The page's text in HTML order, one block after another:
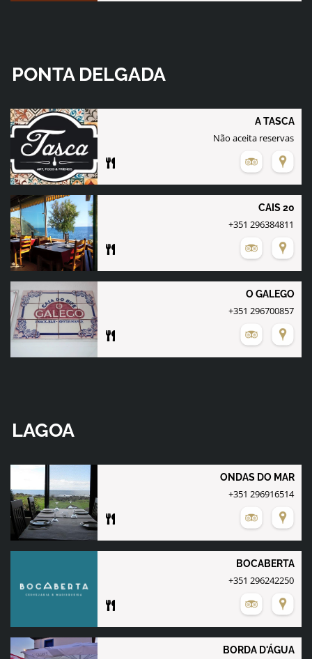
PONTA DELGADA
A TASCA
Não aceita reservas
CAIS 20
+351 296384811
O GALEGO
+351 296700857
LAGOA
ONDAS DO MAR
+351 296916514
BOCABERTA
+351 296242250
BORDA D'ÁGUA